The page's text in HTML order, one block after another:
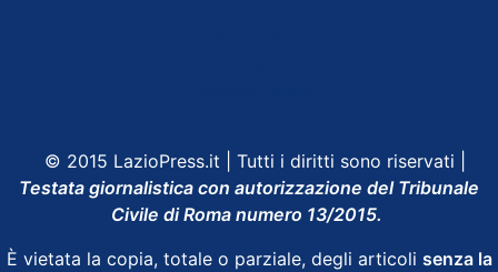
© 2015 LazioPress.it | Tutti i diritti sono riservati |
Testata giornalistica con autorizzazione del Tribunale
Civile di Roma numero 13/2015.
È vietata la copia, totale o parziale, degli articoli senza la